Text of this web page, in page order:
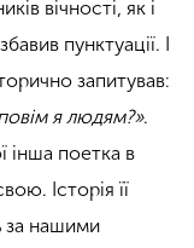
вічності, як і
пунктуації. І
запитував:
я людям?».
інша поетка в
Історія її
за нашими